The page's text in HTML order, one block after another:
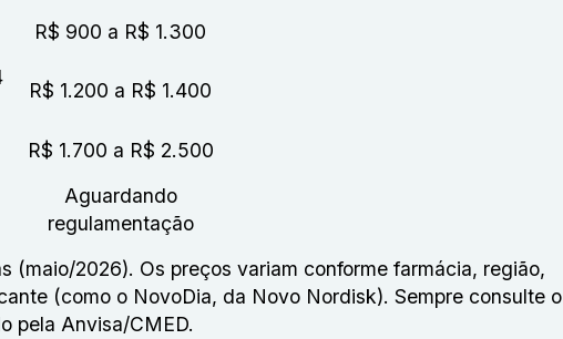
R$ 900 a R$ 1.300
R$ 1.200 a R$ 1.400
R$ 1.700 a R$ 2.500
Aguardando
regulamentação
(maio/2026). Os preços variam conforme farmácia, região,
(como o NovoDia, da Novo Nordisk). Sempre consulte o
pela Anvisa/CMED.